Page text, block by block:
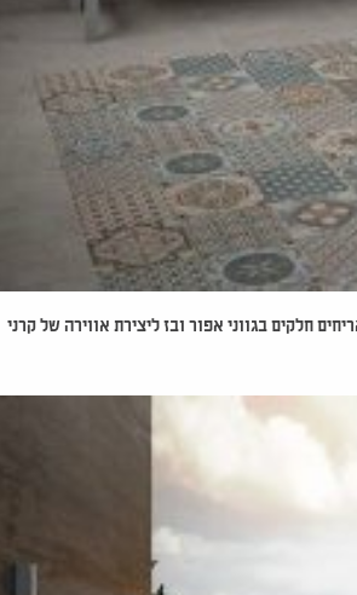
חלקים בגווני אפור ובז ליצירת אווירה של קרני